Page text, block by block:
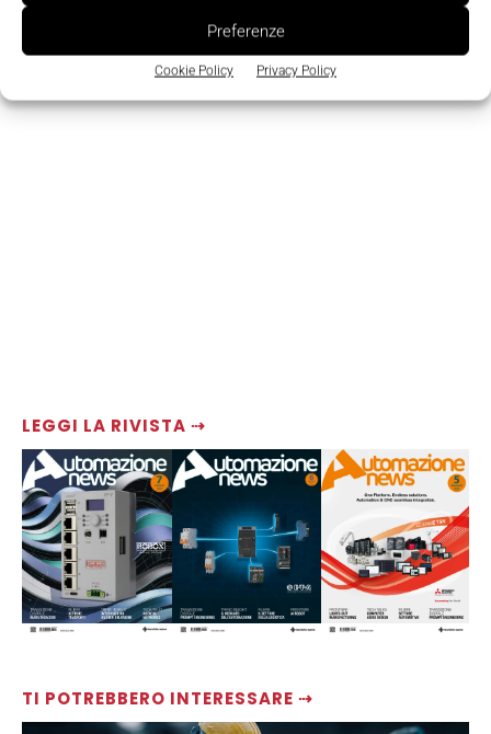
Preferenze
Cookie Policy Privacy Policy
LEGGI LA RIVISTA ⇢
TI POTREBBERO INTERESSARE ⇢